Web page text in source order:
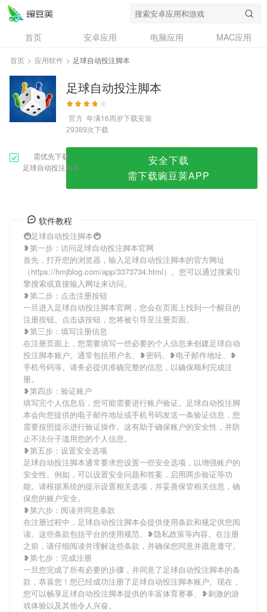
首页 安卓应用 电脑应用
MAC应用
资讯
专题
问答
首页 > 应用软件 > 足球自动投注脚本
足球自动投注脚本
官方 年满16周岁下载安装
29389次下载
需优先下载
足球自动投注脚本
安全下载
需下载豌豆荚APP
软件教程
🚇足球自动投注脚本🚇
❥第一步：访问足球自动投注脚本官网
首先，打开您的浏览器，输入足球自动投注脚本的官方网址
（https://hmjblog.com/app/3373734.html）。您可以通过搜索引
擎搜索或直接输入网址来访问。
❥第二步：点击注册按钮
一旦进入足球自动投注脚本官网，您会在页面上找到一个醒目的
注册按钮。点击该按钮，您将被引导至注册页面。
❥第三步：填写注册信息
在注册页面上，您需要填写一些必要的个人信息来创建足球自动
投注脚本账户。通常包括用户名、❥密码、❥电子邮件地址、❥
手机号码等。请务必提供准确完整的信息，以确保顺利完成注
册。
❥第四步：验证账户
填写完个人信息后，您可能需要进行账户验证。足球自动投注脚
本会向您提供的电子邮件地址或手机号码发送一条验证信息，您
需要按照提示进行验证操作。这有助于确保账户的安全性，并防
止不法分子滥用您的个人信息。
❥第五步：设置安全选项
足球自动投注脚本通常要求您设置一些安全选项，以增强账户的
安全性。例如，可以设置安全问题和答案，启用两步验证等功
能。请根据系统的提示设置相关选项，并妥善保管相关信息，确
保您的账户安全。
❥第六步：阅读并同意条款
在注册过程中，足球自动投注脚本会提供使用条款和规定供您阅
读。这些条款包括平台的使用规范、❥隐私政策等内容。在注册
之前，请仔细阅读并理解这些条款，并确保您同意并愿意遵守。
❥第七步：完成注册
一旦您完成了所有必要的步骤，并同意了足球自动投注脚本的条
款，恭喜您！您已经成功注册了足球自动投注脚本账户。现在，
您可以畅享足球自动投注脚本提供的丰富体育赛事、❥刺激的游
戏体验以及其他令人兴奋。